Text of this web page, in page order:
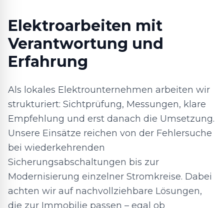
Elektroarbeiten mit
Verantwortung und
Erfahrung
Als lokales Elektrounternehmen arbeiten wir
strukturiert: Sichtprüfung, Messungen, klare
Empfehlung und erst danach die Umsetzung.
Unsere Einsätze reichen von der Fehlersuche
bei wiederkehrenden
Sicherungsabschaltungen bis zur
Modernisierung einzelner Stromkreise. Dabei
achten wir auf nachvollziehbare Lösungen,
die zur Immobilie passen – egal ob